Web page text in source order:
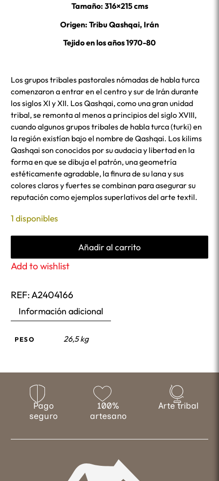
Tamaño: 316×215 cms
Origen: Tribu Qashqai, Irán
Tejido en los años 1970-80
Los grupos tribales pastorales nómadas de habla turca
comenzaron a entrar en el centro y sur de Irán durante
los siglos XI y XII. Los Qashqai, como una gran unidad
tribal, se remonta al menos a principios del siglo XVIII,
cuando algunos grupos tribales de habla turca (turki) en
la región existían bajo el nombre de Qashqai. Los kilims
Qashqai son conocidos por su audacia y libertad en la
forma en que se dibuja el patrón, una geometría
estéticamente agradable, la finura de su lana y sus
colores claros y fuertes se combinan para asegurar su
reputación como ejemplos superlativos del arte textil.
1 disponibles
Añadir al carrito
Add to wishlist
REF:A2404166
Información adicional
PESO 26,5 kg
Pago
seguro
100%
artesano
Arte tribal